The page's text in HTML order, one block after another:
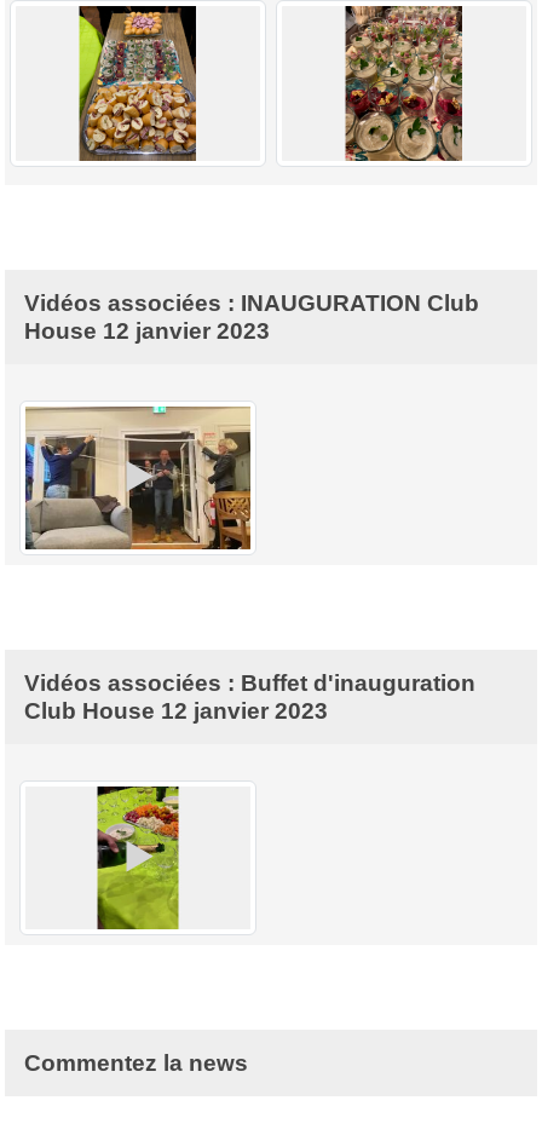
Vidéos associées : INAUGURATION Club
House 12 janvier 2023
Vidéos associées : Buffet d'inauguration
Club House 12 janvier 2023
Commentez la news